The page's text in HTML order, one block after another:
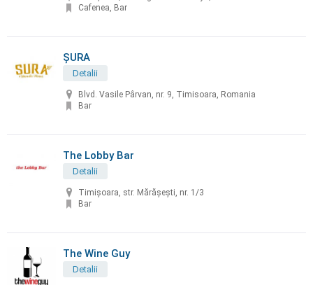
Cafenea, Bar
ȘURA
Detalii
Blvd. Vasile Pârvan, nr. 9, Timisoara, Romania
Bar
The Lobby Bar
Detalii
Timișoara, str. Mărășești, nr. 1/3
Bar
The Wine Guy
Detalii